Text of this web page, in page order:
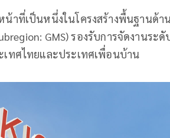
น้าที่เป็นหนึ่งในโครงสร้างพื้นฐานด้
GMS) รองรับการจัดงานร
เทศไทยและประเทศเพื่อนบ้าน